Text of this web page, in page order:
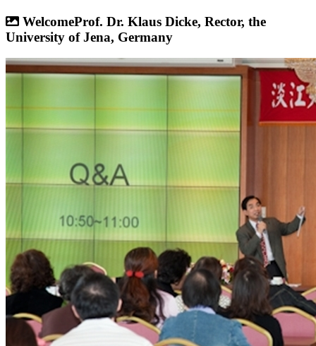
WelcomeProf. Dr. Klaus Dicke, Rector, the
University of Jena, Germany